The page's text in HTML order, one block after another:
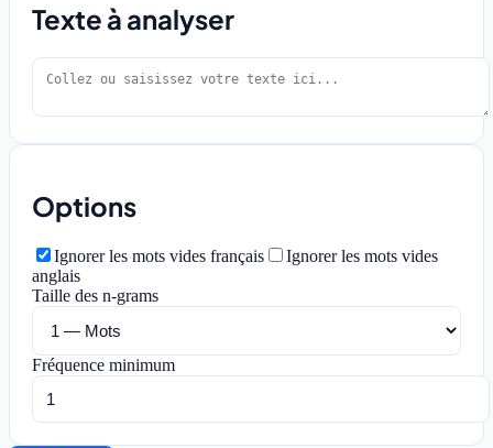
Texte à analyser
Options
Ignorer les mots vides français
Ignorer les mots vides
anglais
Taille des n-grams
Fréquence minimum